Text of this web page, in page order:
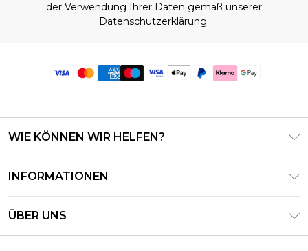
der Verwendung Ihrer Daten gemäß unserer
Datenschutzerklärung.
WIE KÖNNEN WIR HELFEN?
Meine Bestellung verfolgen & zurücksenden
Lieferoptionen
INFORMATIONEN
Geschäftsbedingungen – Aktualisiert Juni 2026
ÜBER UNS